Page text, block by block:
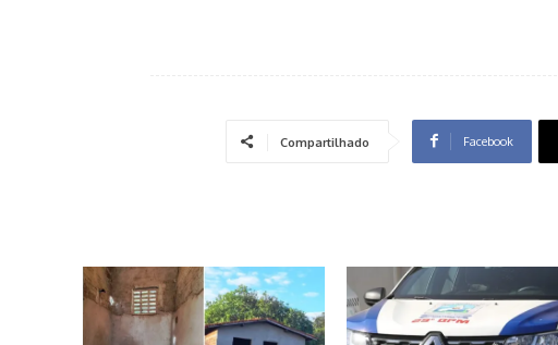
Compartilhado Facebook